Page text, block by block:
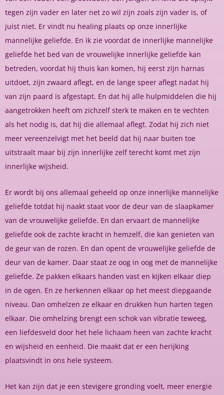
tegen zijn vader en later net zo wil zijn zoals zijn vader is, of
juist niet. Er vindt nu healing plaats op onze innerlijke
mannelijke geliefde. En ik zie voordat de innerlijke mannelijke
geliefde het bed van de vrouwelijke innerlijke geliefde kan
betreden, voordat hij thuis kan komen, hij eerst zijn harnas
uitdoet, zijn zwaard aflegt, en de lange speer aflegt nadat hij
van zijn paard is afgestapt. En dat hij alle hulpmiddelen die hij
aangetrokken heeft om zichzelf sterk te maken en te vechten
als het nodig is, dat hij die allemaal aflegt. Zodat hij zich niet
meer vereenzelvigt met het beeld dat hij naar buiten toe
uitstraalt maar bij zijn innerlijke zelf terecht komt met zijn
innerlijke wijsheid.
Er wordt bij ons allemaal geheeld op onze innerlijke mannelijke
geliefde totdat hij naakt staat voor de deur van de slaapkamer
van de vrouwelijke geliefde. En dan ervaart de mannelijke
geliefde ook de zachte kracht in hemzelf, die kan genieten van
de geur van de rozen. En dan opent de vrouwelijke geliefde de
deur van de kamer. Daar staat ze oog in oog met de mannelijke
geliefde. Ze pakken elkaars handen vast en kijken elkaar diep
in de ogen. En ze herkennen elkaar op het meest diepgaande
niveau. Dan omhelzen ze elkaar en drukken hun harten tegen
elkaar. Die omhelzing brengt een schok van vibratie teweeg,
een liefdesveld door het hele lichaam heen van zachte kracht
en wijsheid en eenheid. Die maakt dat er een herijking
plaatsvindt in ons hele systeem.
Het kan zijn dat je een stevigere gronding voelt, meer energie